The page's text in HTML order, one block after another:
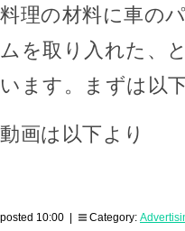
料理の材料に車の
ムを取り入れた、
います。まずは以
動画は以下より
posted 10:00 | Category: